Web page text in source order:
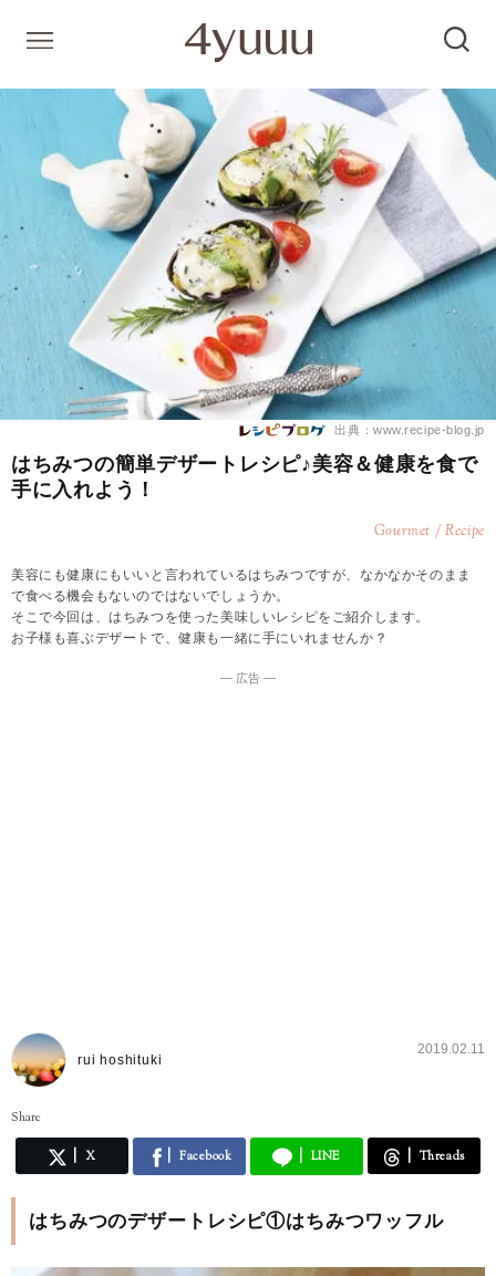
出典：www.recipe-blog.jp
はちみつの簡単デザートレシピ♪美容＆健康を食で
手に入れよう！
Gourmet / Recipe
美容にも健康にもいいと言われているはちみつですが、なかなかそのまま
で食べる機会もないのではないでしょうか。
そこで今回は、はちみつを使った美味しいレシピをご紹介します。
お子様も喜ぶデザートで、健康も一緒に手にいれませんか？
― 広告 ―
rui hoshituki
2019.02.11
Share
X Facebook LINE Threads
はちみつのデザートレシピ①はちみつワッフル